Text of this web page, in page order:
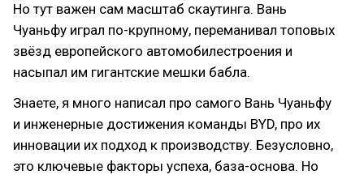
Но тут важен сам масштаб скаутинга. Вань
Чуаньфу играл по-крупному, переманивал топовых
звёзд европейского автомобилестроения и
насыпал им гигантские мешки бабла.
Знаете, я много написал про самого Вань Чуаньфу
и инженерные достижения команды BYD, про их
инновации их подход к производству. Безусловно,
это ключевые факторы успеха, база-основа. Но